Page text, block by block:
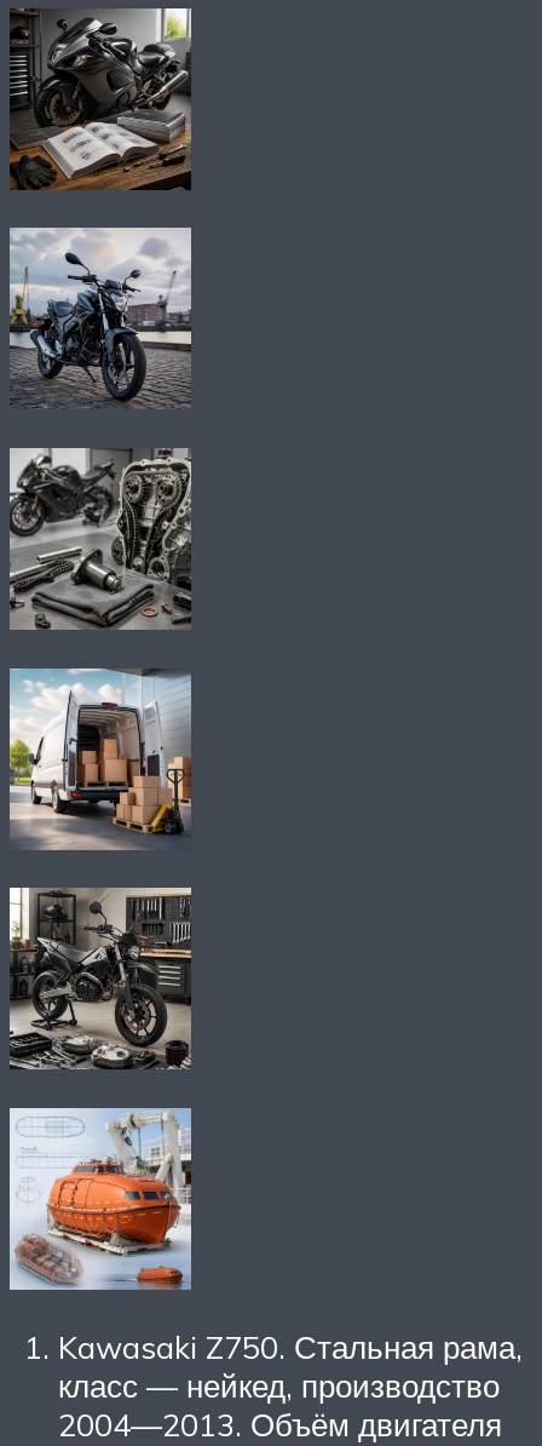
Kawasaki Z750. Стальная рама,
класс — нейкед, производство
2004—2013. Объём двигателя